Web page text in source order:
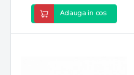
Adauga in cos